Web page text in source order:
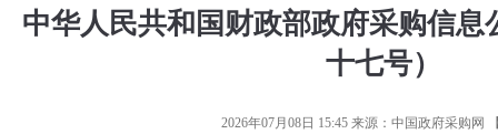
中华人民共和国财政部政府采购信息
十七号）
2026年07月08日 15:45来源： 中国政府采购网